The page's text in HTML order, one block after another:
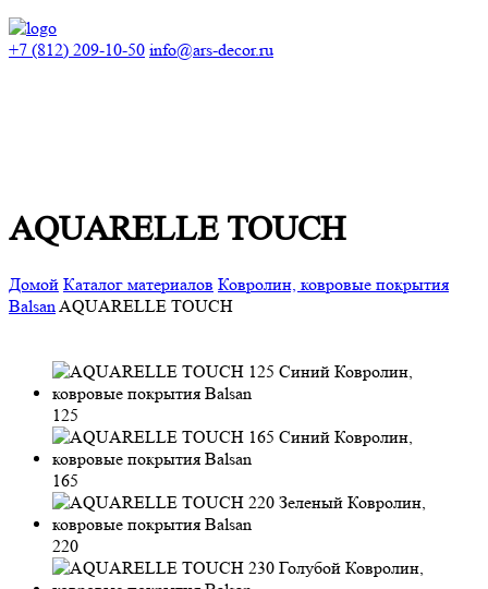
+7 (812) 209-10-50 info@ars-decor.ru
AQUARELLE TOUCH
Домой Каталог материалов Ковролин, ковровые покрытия
BalsanAQUARELLE TOUCH
125
165
220